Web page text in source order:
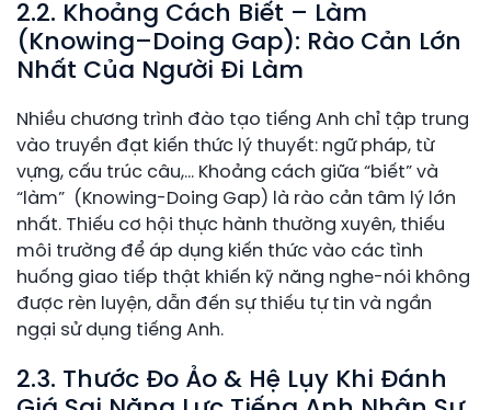
2.2. Khoảng Cách Biết – Làm
(Knowing–Doing Gap): Rào Cản Lớn
Nhất Của Người Đi Làm
Nhiều chương trình đào tạo tiếng Anh chỉ tập trung
vào truyền đạt kiến thức lý thuyết: ngữ pháp, từ
vựng, cấu trúc câu,… Khoảng cách giữa “biết” và
“làm” (Knowing-Doing Gap) là rào cản tâm lý lớn
nhất. Thiếu cơ hội thực hành thường xuyên, thiếu
môi trường để áp dụng kiến thức vào các tình
huống giao tiếp thật khiến kỹ năng nghe-nói không
được rèn luyện, dẫn đến sự thiếu tự tin và ngần
ngại sử dụng tiếng Anh.
2.3. Thước Đo Ảo & Hệ Lụy Khi Đánh